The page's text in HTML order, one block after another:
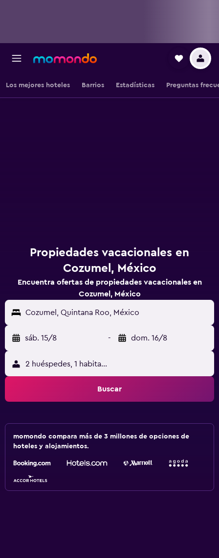
Los mejores hoteles Barrios Estadísticas Preguntas
Propiedades vacacionales en
Cozumel, México
Encuentra ofertas de propiedades vacacionales en
Cozumel, México
Cozumel, Quintana Roo, México
sáb. 15/8 - dom. 16/8
2 huéspedes, 1 habitación
Buscar
momondo compara más de 3 millones de opciones de
hoteles y alojamientos.